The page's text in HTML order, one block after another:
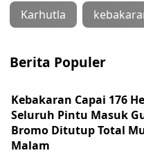
Karhutla
Berita Populer
Kebakaran Capai 176
Seluruh Pintu Masuk
Bromo Ditutup Total
Malam